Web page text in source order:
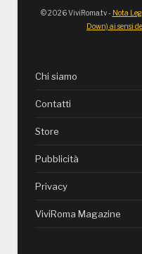
© 2026 ViviRoma.tv - Nota
Down) ai sensi
Chi siamo
Contatti
Store
Pubblicità
Privacy
ViviRoma Magazine